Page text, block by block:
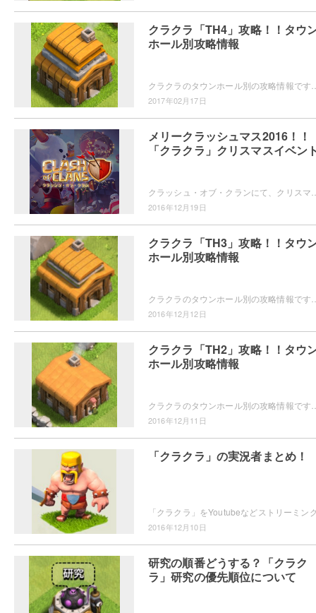
クラクラ「TH4」攻略！！タウ
ホール別攻略情報
2017年02月17日
メリークラッシュマス2016！！
「クラクラ」クリスマスイベン
2016年12月19日
クラクラ「TH3」攻略！！タウ
ホール別攻略情報
2016年12月12日
クラクラ「TH2」攻略！！タウ
ホール別攻略情報
2016年12月11日
「クラクラ」の実況者まとめ！
2016年12月10日
研究の順番どうする？「クラク
ラ」研究の優先順位について